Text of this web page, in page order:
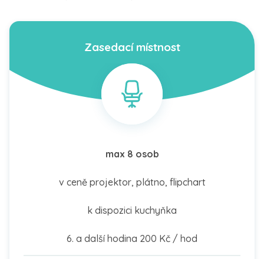
Zasedací místnost
max 8 osob
v ceně projektor, plátno, flipchart
k dispozici kuchyňka
6. a další hodina 200 Kč / hod